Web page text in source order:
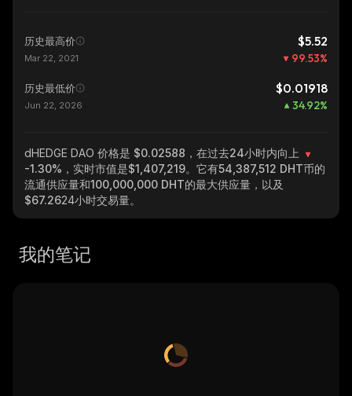
历史最高价 $5.52
Mar 22, 2021 99.53%
历史最低价 $0.01918
Jun 22, 2026 34.92%
dHEDGE DAO 价格是 $0.02588，在过去24小时内向上
-1.30% ，实时市值是$1,407,219。它有54,387,512 DHT币的
流通供应量和100,000,000 DHT的最大供应量，以及
$67.2624小时交易量。
我的笔记